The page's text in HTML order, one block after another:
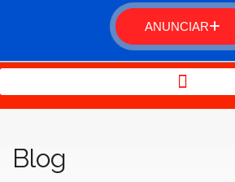
ANUNCIAR
Blog